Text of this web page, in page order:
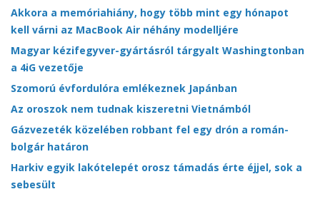
Akkora a memóriahiány, hogy több mint egy hónapot
kell várni az MacBook Air néhány modelljére
Magyar kézifegyver-gyártásról tárgyalt Washingtonban
a 4iG vezetője
Szomorú évfordulóra emlékeznek Japánban
Az oroszok nem tudnak kiszeretni Vietnámból
Gázvezeték közelében robbant fel egy drón a román-
bolgár határon
Harkiv egyik lakótelepét orosz támadás érte éjjel, sok a
sebesült